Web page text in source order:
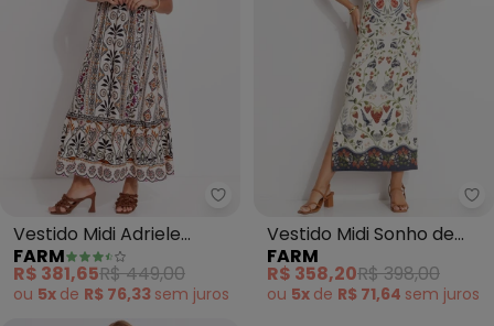
Farm - Vestido Midi Adriele
Vestido Midi Adriele
(Bege)
FARM
R$ 381,65R$ 449,00
ou 5x de R$ 76,33 sem juros
Vestido Midi Sonho de
Morango (Bege)
FARM
R$ 358,20R$ 398,00
ou 5x de R$ 71,64 sem juros